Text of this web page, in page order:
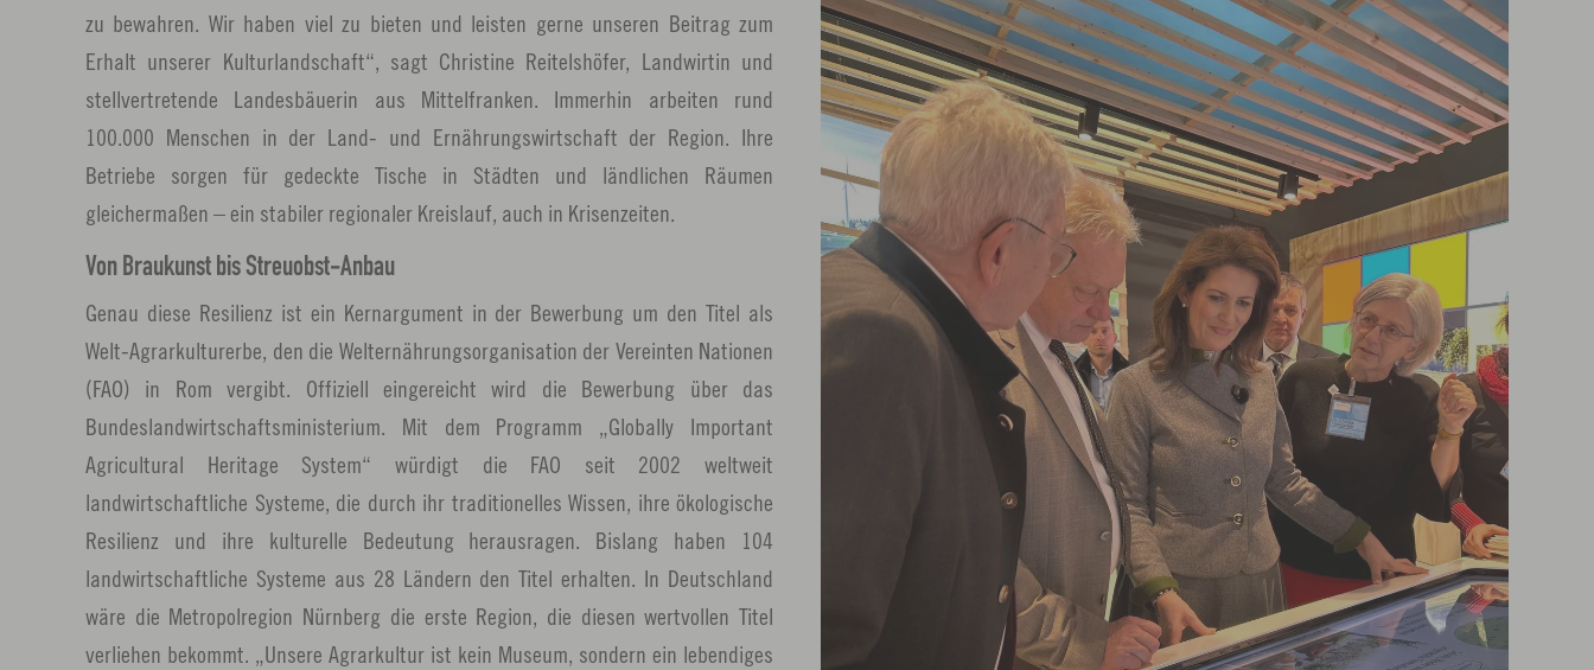
zu bewahren. Wir haben viel zu bieten und leisten gerne unseren Beitrag zum
Erhalt unserer Kulturlandschaft“, sagt Christine Reitelshöfer, Landwirtin und
stellvertretende Landesbäuerin aus Mittelfranken. Immerhin arbeiten rund
100.000 Menschen in der Land- und Ernährungswirtschaft der Region. Ihre
Betriebe sorgen für gedeckte Tische in Städten und ländlichen Räumen
gleichermaßen – ein stabiler regionaler Kreislauf, auch in Krisenzeiten.
Von Braukunst bis Streuobst-Anbau
Genau diese Resilienz ist ein Kernargument in der Bewerbung um den Titel als
Welt-Agrarkulturerbe, den die Welternährungsorganisation der Vereinten Nationen
(FAO) in Rom vergibt. Offiziell eingereicht wird die Bewerbung über das
Bundeslandwirtschaftsministerium. Mit dem Programm „Globally Important
Agricultural Heritage System“ würdigt die FAO seit 2002 weltweit
landwirtschaftliche Systeme, die durch ihr traditionelles Wissen, ihre ökologische
Resilienz und ihre kulturelle Bedeutung herausragen. Bislang haben 104
landwirtschaftliche Systeme aus 28 Ländern den Titel erhalten. In Deutschland
wäre die Metropolregion Nürnberg die erste Region, die diesen wertvollen Titel
verliehen bekommt. „Unsere Agrarkultur ist kein Museum, sondern ein lebendiges